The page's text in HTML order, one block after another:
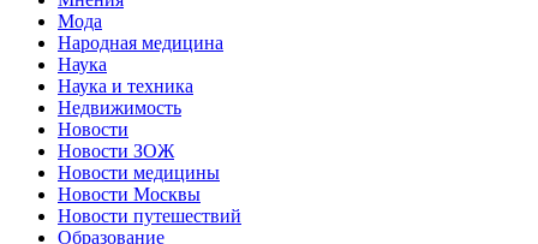
Мода
Народная медицина
Наука
Наука и техника
Недвижимость
Новости
Новости ЗОЖ
Новости медицины
Новости Москвы
Новости путешествий
Образование